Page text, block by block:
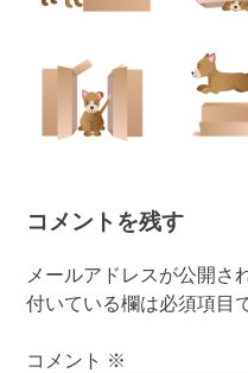
コメントを残す
メールアドレスが公開さ
付いている欄は必須項目
コメント ※